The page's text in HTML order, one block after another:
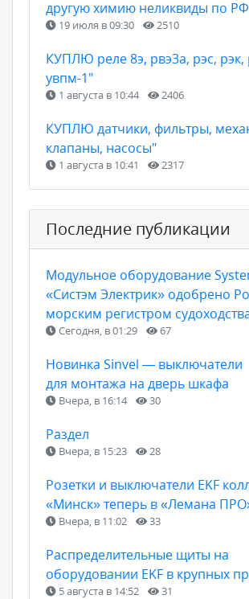
другую химию неликвиды по РФ
19 июля в 09:30 2510
КУПЛЮ реле 8э, рвэ3а, рэс, рэк,
увпм-1"
1 августа в 10:44 2406
КУПЛЮ датчики, фильтры,
клапаны, насосы"
1 августа в 10:41 2317
Последние публикации
Модульное оборудование
«Систэм Электрик» одобрено
морским регистром
Сегодня, в 01:29 67
Новинка Sinvel — выключатели
для монтажа на дверь шкафа
Вчера, в 16:14 30
Раздел
Вчера, в 15:23 28
Розетки и выключатели EKF
«Минск» теперь в «Лемана
Вчера, в 11:02 33
Распределительные щиты на
оборудовании EKF в крупных
5 августа в 14:52 31